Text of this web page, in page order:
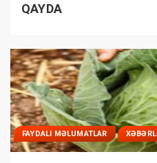
QAYDA
FAYDALI MƏLUMATLAR